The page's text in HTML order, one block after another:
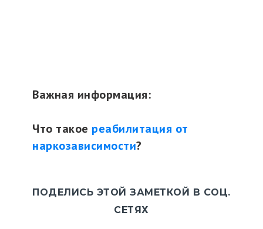
Важная информация:
Что такое реабилитация от
наркозависимости?
ПОДЕЛИСЬ ЭТОЙ ЗАМЕТКОЙ В СОЦ.
СЕТЯХ